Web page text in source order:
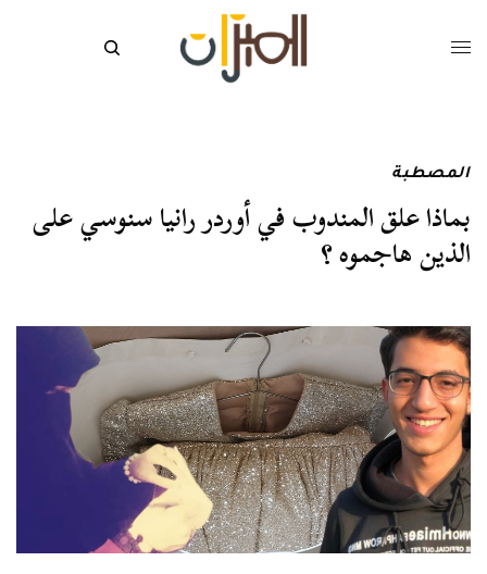
المصطبة
بماذا علق المندوب في أوردر رانيا سنوسي على
الذين هاجموه ؟